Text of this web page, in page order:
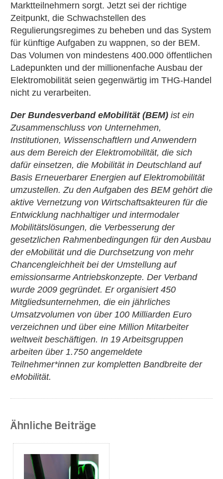
Marktteilnehmern sorgt. Jetzt sei der richtige
Zeitpunkt, die Schwachstellen des
Regulierungsregimes zu beheben und das System
für künftige Aufgaben zu wappnen, so der BEM.
Das Volumen von mindestens 400.000 öffentlichen
Ladepunkten und der millionenfache Ausbau der
Elektromobilität seien gegenwärtig im THG-Handel
nicht zu verarbeiten.
Der Bundesverband eMobilität (BEM) ist ein
Zusammenschluss von Unternehmen,
Institutionen, Wissenschaftlern und Anwendern
aus dem Bereich der Elektromobilität, die sich
dafür einsetzen, die Mobilität in Deutschland auf
Basis Erneuerbarer Energien auf Elektromobilität
umzustellen. Zu den Aufgaben des BEM gehört die
aktive Vernetzung von Wirtschaftsakteuren für die
Entwicklung nachhaltiger und intermodaler
Mobilitätslösungen, die Verbesserung der
gesetzlichen Rahmenbedingungen für den Ausbau
der eMobilität und die Durchsetzung von mehr
Chancengleichheit bei der Umstellung auf
emissionsarme Antriebskonzepte. Der Verband
wurde 2009 gegründet. Er organisiert 450
Mitgliedsunternehmen, die ein jährliches
Umsatzvolumen von über 100 Milliarden Euro
verzeichnen und über eine Million Mitarbeiter
weltweit beschäftigen. In 19 Arbeitsgruppen
arbeiten über 1.750 angemeldete
Teilnehmer*innen zur kompletten Bandbreite der
eMobilität.
Ähnliche Beiträge